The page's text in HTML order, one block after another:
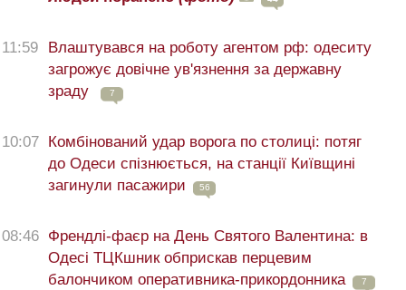
11:59
Влаштувався на роботу агентом рф: одеситу
загрожує довічне ув'язнення за державну
зраду
7
10:07
Комбінований удар ворога по столиці: потяг
до Одеси спізнюється, на станції Київщині
загинули пасажири
56
08:46 Френдлі-фаєр на День Святого Валентина: в
Одесі ТЦКшник обприскав перцевим
балончиком оперативника-прикордонника
7